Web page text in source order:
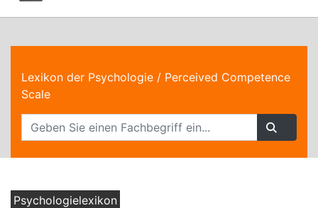
Lexikon der Psychologie / Perceived Competence
Scale
Psychologielexikon